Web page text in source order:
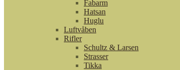
Fabarm
Hatsan
Huglu
Luftvåben
Rifler
Schultz & Larsen
Strasser
Tikka